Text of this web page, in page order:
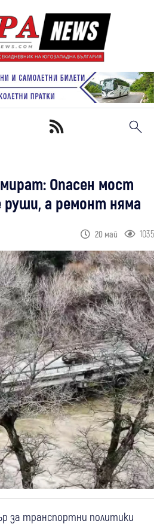
Опасен мост
руши, а ремонт няма
20 май 1035
за транспортни политики